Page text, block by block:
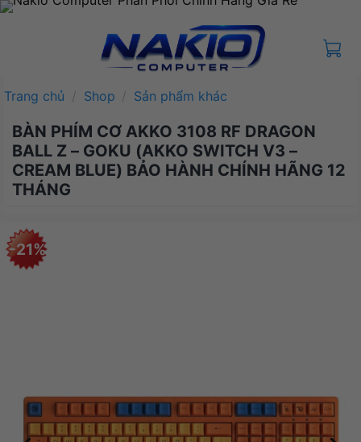
Bỏ
Trang chủ / Shop / Sản phẩm khác
BÀN PHÍM CƠ AKKO 3108 RF DRAGON
BALL Z – GOKU (AKKO SWITCH V3 –
CREAM BLUE) BẢO HÀNH CHÍNH HÃNG 12
THÁNG
-21%